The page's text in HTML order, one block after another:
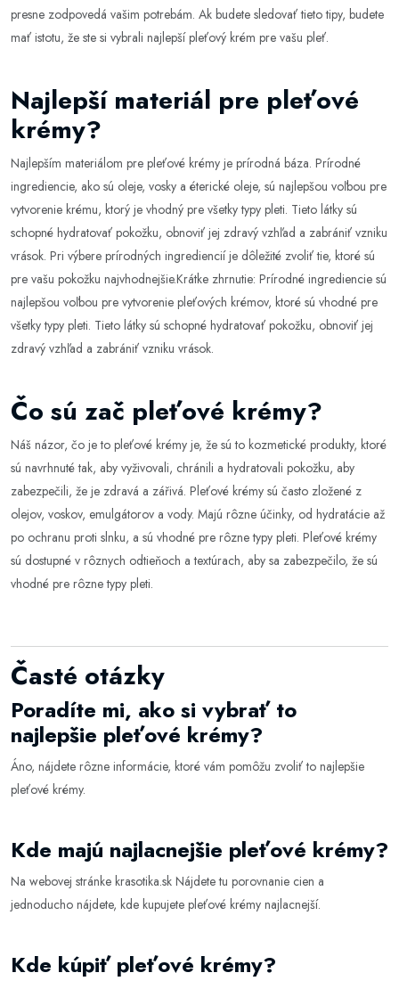
presne zodpovedá vašim potrebám. Ak budete sledovať tieto tipy, budete
mať istotu, že ste si vybrali najlepší pleťový krém pre vašu pleť.
Najlepší materiál pre pleťové
krémy?
Najlepším materiálom pre pleťové krémy je prírodná báza. Prírodné
ingrediencie, ako sú oleje, vosky a éterické oleje, sú najlepšou voľbou pre
vytvorenie krému, ktorý je vhodný pre všetky typy pleti. Tieto látky sú
schopné hydratovať pokožku, obnoviť jej zdravý vzhľad a zabrániť vzniku
vrások. Pri výbere prírodných ingrediencií je dôležité zvoliť tie, ktoré sú
pre vašu pokožku najvhodnejšie.Krátke zhrnutie: Prírodné ingrediencie sú
najlepšou voľbou pre vytvorenie pleťových krémov, ktoré sú vhodné pre
všetky typy pleti. Tieto látky sú schopné hydratovať pokožku, obnoviť jej
zdravý vzhľad a zabrániť vzniku vrások.
Čo sú zač pleťové krémy?
Náš názor, čo je to pleťové krémy je, že sú to kozmetické produkty, ktoré
sú navrhnuté tak, aby vyživovali, chránili a hydratovali pokožku, aby
zabezpečili, že je zdravá a zářivá. Pleťové krémy sú často zložené z
olejov, voskov, emulgátorov a vody. Majú rôzne účinky, od hydratácie až
po ochranu proti slnku, a sú vhodné pre rôzne typy pleti. Pleťové krémy
sú dostupné v rôznych odtieňoch a textúrach, aby sa zabezpečilo, že sú
vhodné pre rôzne typy pleti.
Časté otázky
Poradíte mi, ako si vybrať to
najlepšie pleťové krémy?
Áno, nájdete rôzne informácie, ktoré vám pomôžu zvoliť to najlepšie
pleťové krémy.
Kde majú najlacnejšie pleťové krémy?
Na webovej stránke krasotika.sk Nájdete tu porovnanie cien a
jednoducho nájdete, kde kupujete pleťové krémy najlacnejší.
Kde kúpiť pleťové krémy?